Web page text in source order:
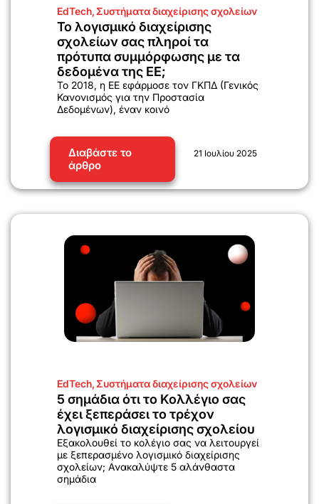
EdTech,Συστήματα διαχείρισης σχολείων
Το λογισμικό διαχείρισης
σχολείων σας πληροί τα
πρότυπα συμμόρφωσης με τα
δεδομένα της ΕΕ;
Το 2018, η ΕΕ εφάρμοσε τον ΓΚΠΔ (Γενικός
Κανονισμός για την Προστασία
Δεδομένων), έναν κοινό
Διαβάστε το
άρθρο
21 Ιουλίου 2025
EdTech,Συστήματα διαχείρισης σχολείων
5 σημάδια ότι το Κολλέγιο σας
έχει ξεπεράσει το τρέχον
λογισμικό διαχείρισης σχολείου
Εξακολουθεί το κολέγιο σας να λειτουργεί
με ξεπερασμένο λογισμικό διαχείρισης
σχολείων; Ανακαλύψτε 5 αλάνθαστα
σημάδια